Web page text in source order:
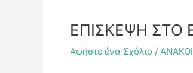
ΕΠΙΣΚΕΨΗ ΣΤΟ
Αφήστε ένα Σχόλιο /